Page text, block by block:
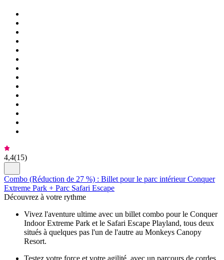
4,4(15)
Combo (Réduction de 27 %) : Billet pour le parc intérieur Conquer
Extreme Park + Parc Safari Escape
Découvrez à votre rythme
Vivez l'aventure ultime avec un billet combo pour le Conquer
Indoor Extreme Park et le Safari Escape Playland, tous deux
situés à quelques pas l'un de l'autre au Monkeys Canopy
Resort.
Testez votre force et votre agilité, avec un parcours de cordes